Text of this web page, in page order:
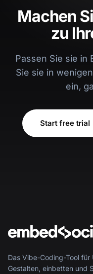
Machen
zu
Passen Sie sie in
Sie sie in
ein,
Start free trial
Das Vibe-Coding-Tool für
Gestalten, einbetten und